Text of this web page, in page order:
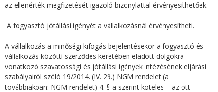
az ellenérték megfizetését igazoló bizonylattal érvényesíthetőek.
A fogyasztó jótállási igényét a vállalkozásnál érvényesítheti.
A vállalkozás a minőségi kifogás bejelentésekor a fogyasztó és
vállalkozás közötti szerződés keretében eladott dolgokra
vonatkozó szavatossági és jótállási igények intézésének eljárási
szabályairól szóló 19/2014. (IV. 29.) NGM rendelet (a
továbbiakban: NGM rendelet) 4. §-a szerint köteles – az ott